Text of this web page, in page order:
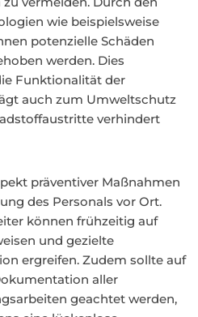
wie beispielsweise
potenzielle Schäden
werden. Dies
Funktionalität der
auch zum Umweltschutz
verhindert
präventiver Maßnahmen
des Personals vor Ort.
können frühzeitig auf
und gezielte
ergreifen. Zudem sollte auf
aller
geachtet werden,